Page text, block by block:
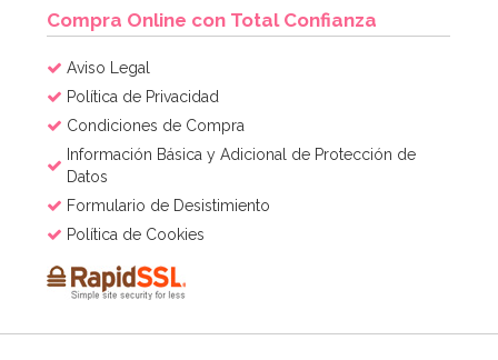
Compra Online con Total Confianza
Aviso Legal
Política de Privacidad
Condiciones de Compra
Información Básica y Adicional de Protección de
Datos
Formulario de Desistimiento
Política de Cookies